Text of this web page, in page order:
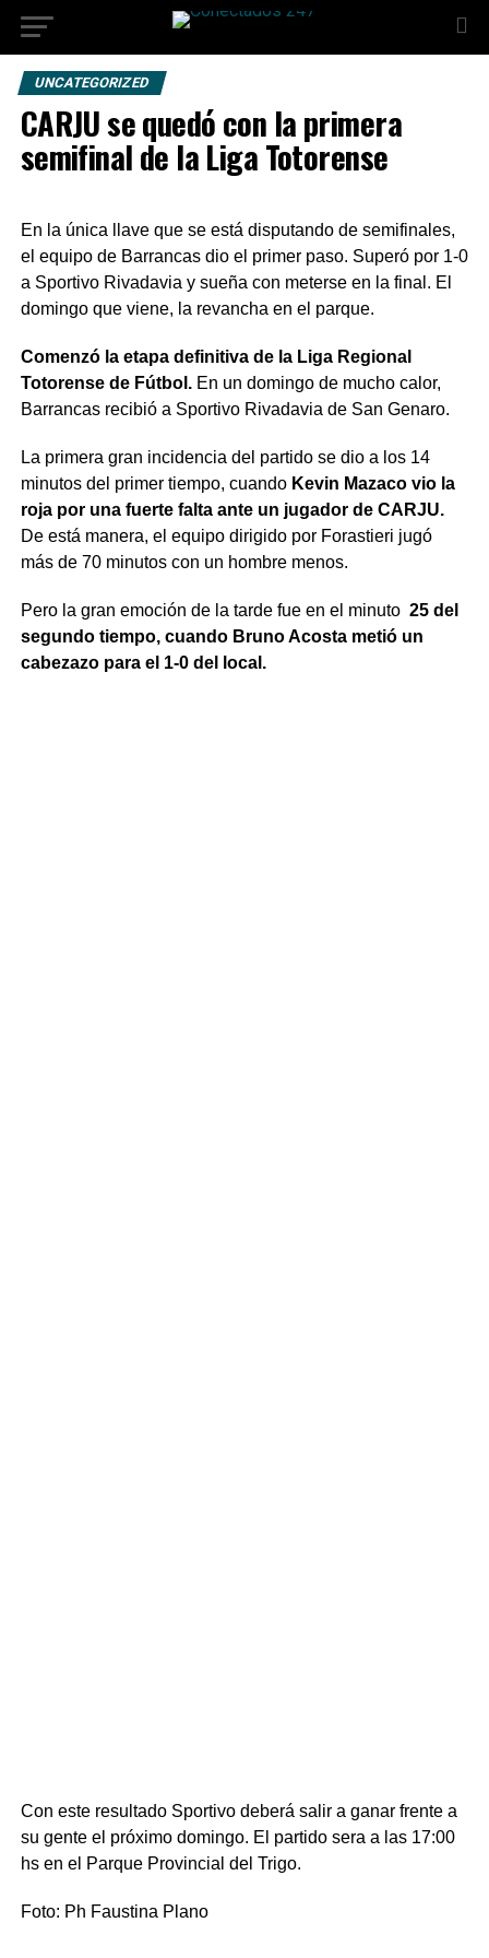
UNCATEGORIZED
CARJU se quedó con la primera
semifinal de la Liga Totorense
En la única llave que se está disputando de semifinales,
el equipo de Barrancas dio el primer paso. Superó por 1-0
a Sportivo Rivadavia y sueña con meterse en la final. El
domingo que viene, la revancha en el parque.
Comenzó la etapa definitiva de la Liga Regional
Totorense de Fútbol. En un domingo de mucho calor,
Barrancas recibió a Sportivo Rivadavia de San Genaro.
La primera gran incidencia del partido se dio a los 14
minutos del primer tiempo, cuandoKevin Mazaco vio la
roja por una fuerte falta ante un jugador de CARJU.
De está manera, el equipo dirigido por Forastieri jugó
más de 70 minutos con un hombre menos.
Pero la gran emoción de la tarde fue en el minuto 25 del
segundo tiempo, cuando Bruno Acosta metió un
cabezazo para el 1-0 del local.
Con este resultado Sportivo deberá salir a ganar frente a
su gente el próximo domingo. El partido sera a las 17:00
hs en el Parque Provincial del Trigo.
Foto: Ph Faustina Plano